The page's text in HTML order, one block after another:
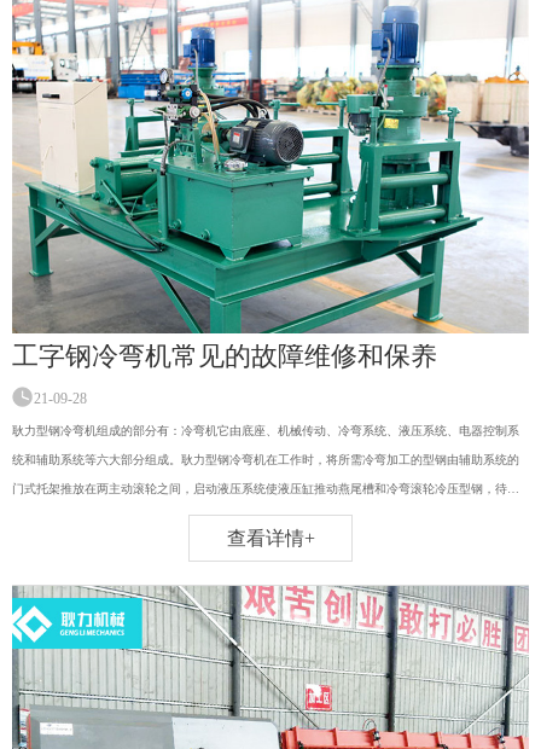
工字钢冷弯机常见的故障维修和保养
21-09-28
耿力型钢冷弯机组成的部分有：冷弯机它由底座、机械传动、冷弯系统、液压系统、电器控制系
统和辅助系统等六大部分组成。耿力型钢冷弯机在工作时，将所需冷弯加工的型钢由辅助系统的
门式托架推放在两主动滚轮之间，启动液压系统使液压缸推动燕尾槽和冷弯滚轮冷压型钢，待达
到设计所需弧度时关闭液压系统，启动机械传动系统，使主动滚轮转动并依靠摩擦力带动型钢平
查看详情+